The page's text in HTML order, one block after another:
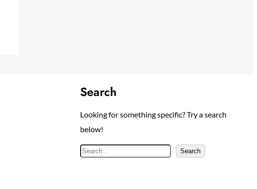
Search
Looking for something specific? Try a search
below!
S
Search